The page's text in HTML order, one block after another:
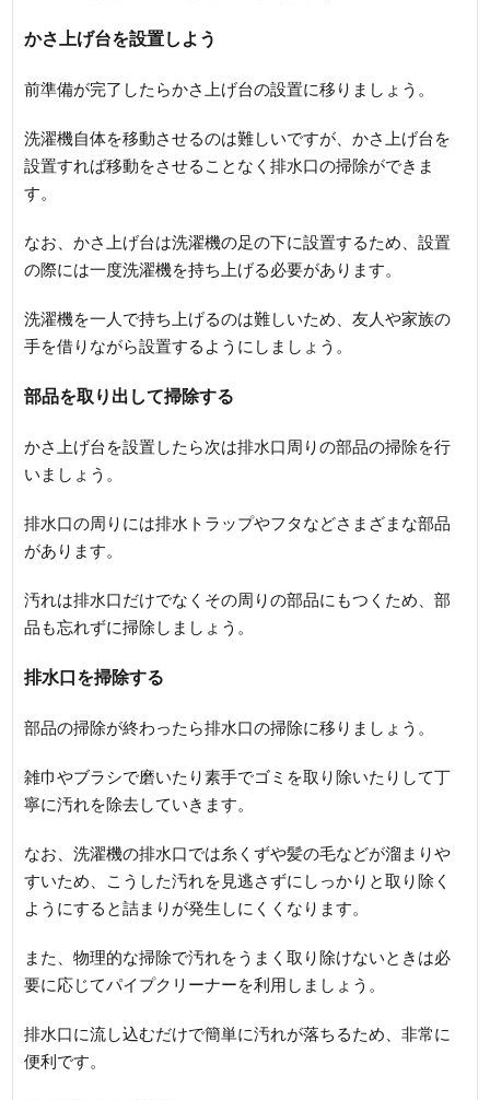
かさ上げ台を設置しよう
前準備が完了したらかさ上げ台の設置に移りましょう。
洗濯機自体を移動させるのは難しいですが、かさ上げ台を
設置すれば移動をさせることなく排水口の掃除ができま
す。
なお、かさ上げ台は洗濯機の足の下に設置するため、設置
の際には一度洗濯機を持ち上げる必要があります。
洗濯機を一人で持ち上げるのは難しいため、友人や家族の
手を借りながら設置するようにしましょう。
部品を取り出して掃除する
かさ上げ台を設置したら次は排水口周りの部品の掃除を行
いましょう。
排水口の周りには排水トラップやフタなどさまざまな部品
があります。
汚れは排水口だけでなくその周りの部品にもつくため、部
品も忘れずに掃除しましょう。
排水口を掃除する
部品の掃除が終わったら排水口の掃除に移りましょう。
雑巾やブラシで磨いたり素手でゴミを取り除いたりして丁
寧に汚れを除去していきます。
なお、洗濯機の排水口では糸くずや髪の毛などが溜まりや
すいため、こうした汚れを見逃さずにしっかりと取り除く
ようにすると詰まりが発生しにくくなります。
また、物理的な掃除で汚れをうまく取り除けないときは必
要に応じてパイプクリーナーを利用しましょう。
排水口に流し込むだけで簡単に汚れが落ちるため、非常に
便利です。